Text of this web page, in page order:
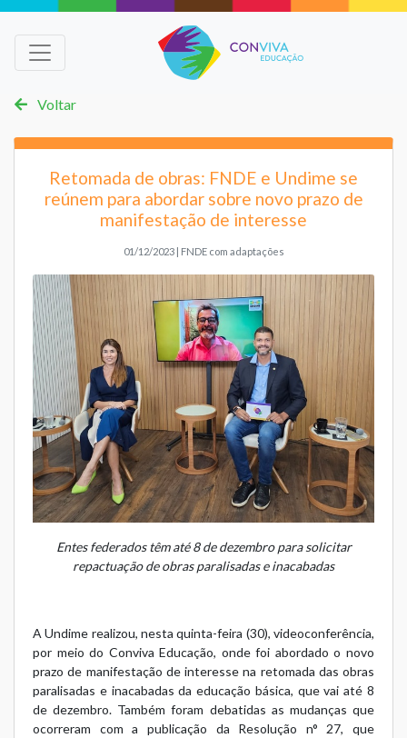
Voltar
Retomada de obras: FNDE e Undime se
reúnem para abordar sobre novo prazo de
manifestação de interesse
01/12/2023 | FNDE com adaptações
Entes federados têm até 8 de dezembro para solicitar
repactuação de obras paralisadas e inacabadas
A Undime realizou, nesta quinta-feira (30), videoconferência,
por meio do Conviva Educação, onde foi abordado o novo
prazo de manifestação de interesse na retomada das obras
paralisadas e inacabadas da educação básica, que vai até 8
de dezembro. Também foram debatidas as mudanças que
ocorreram com a publicação da Resolução n° 27, que